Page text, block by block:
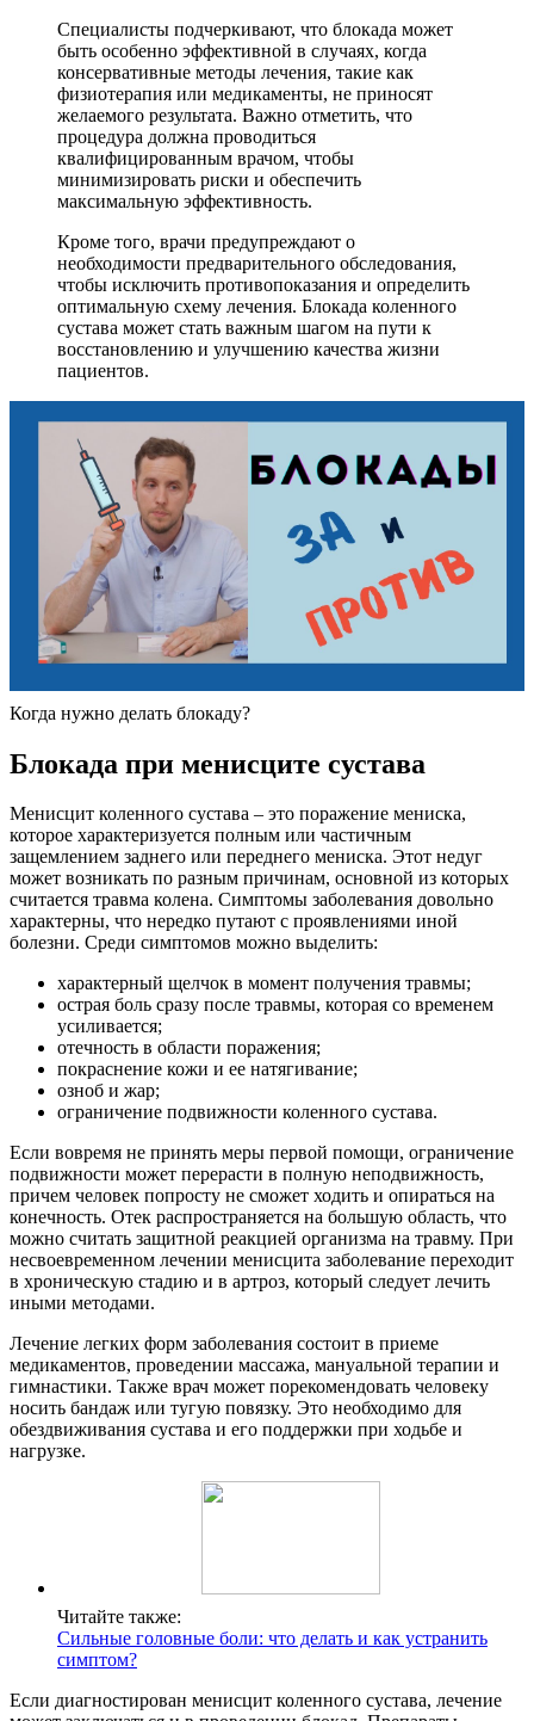
Специалисты подчеркивают, что блокада может
быть особенно эффективной в случаях, когда
консервативные методы лечения, такие как
физиотерапия или медикаменты, не приносят
желаемого результата. Важно отметить, что
процедура должна проводиться
квалифицированным врачом, чтобы
минимизировать риски и обеспечить
максимальную эффективность.
Кроме того, врачи предупреждают о
необходимости предварительного обследования,
чтобы исключить противопоказания и определить
оптимальную схему лечения. Блокада коленного
сустава может стать важным шагом на пути к
восстановлению и улучшению качества жизни
пациентов.
Когда нужно делать блокаду?
Блокада при менисците сустава
Менисцит коленного сустава – это поражение мениска,
которое характеризуется полным или частичным
защемлением заднего или переднего мениска. Этот недуг
может возникать по разным причинам, основной из которых
считается травма колена. Симптомы заболевания довольно
характерны, что нередко путают с проявлениями иной
болезни. Среди симптомов можно выделить:
характерный щелчок в момент получения травмы;
острая боль сразу после травмы, которая со временем
усиливается;
отечность в области поражения;
покраснение кожи и ее натягивание;
озноб и жар;
ограничение подвижности коленного сустава.
Если вовремя не принять меры первой помощи, ограничение
подвижности может перерасти в полную неподвижность,
причем человек попросту не сможет ходить и опираться на
конечность. Отек распространяется на большую область, что
можно считать защитной реакцией организма на травму. При
несвоевременном лечении менисцита заболевание переходит
в хроническую стадию и в артроз, который следует лечить
иными методами.
Лечение легких форм заболевания состоит в приеме
медикаментов, проведении массажа, мануальной терапии и
гимнастики. Также врач может порекомендовать человеку
носить бандаж или тугую повязку. Это необходимо для
обездвиживания сустава и его поддержки при ходьбе и
нагрузке.
Читайте также:
Сильные головные боли: что делать и как устранить
симптом?
Если диагностирован менисцит коленного сустава, лечение